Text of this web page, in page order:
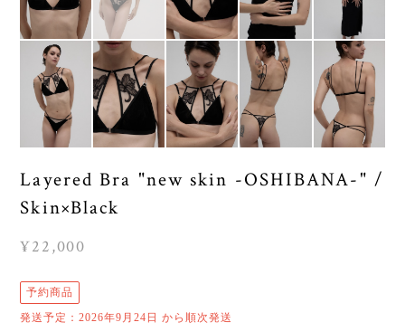
Layered Bra "new skin -OSHIBANA-" /
Skin×Black
¥22,000
予約商品
発送予定：2026年9月24日 から順次発送